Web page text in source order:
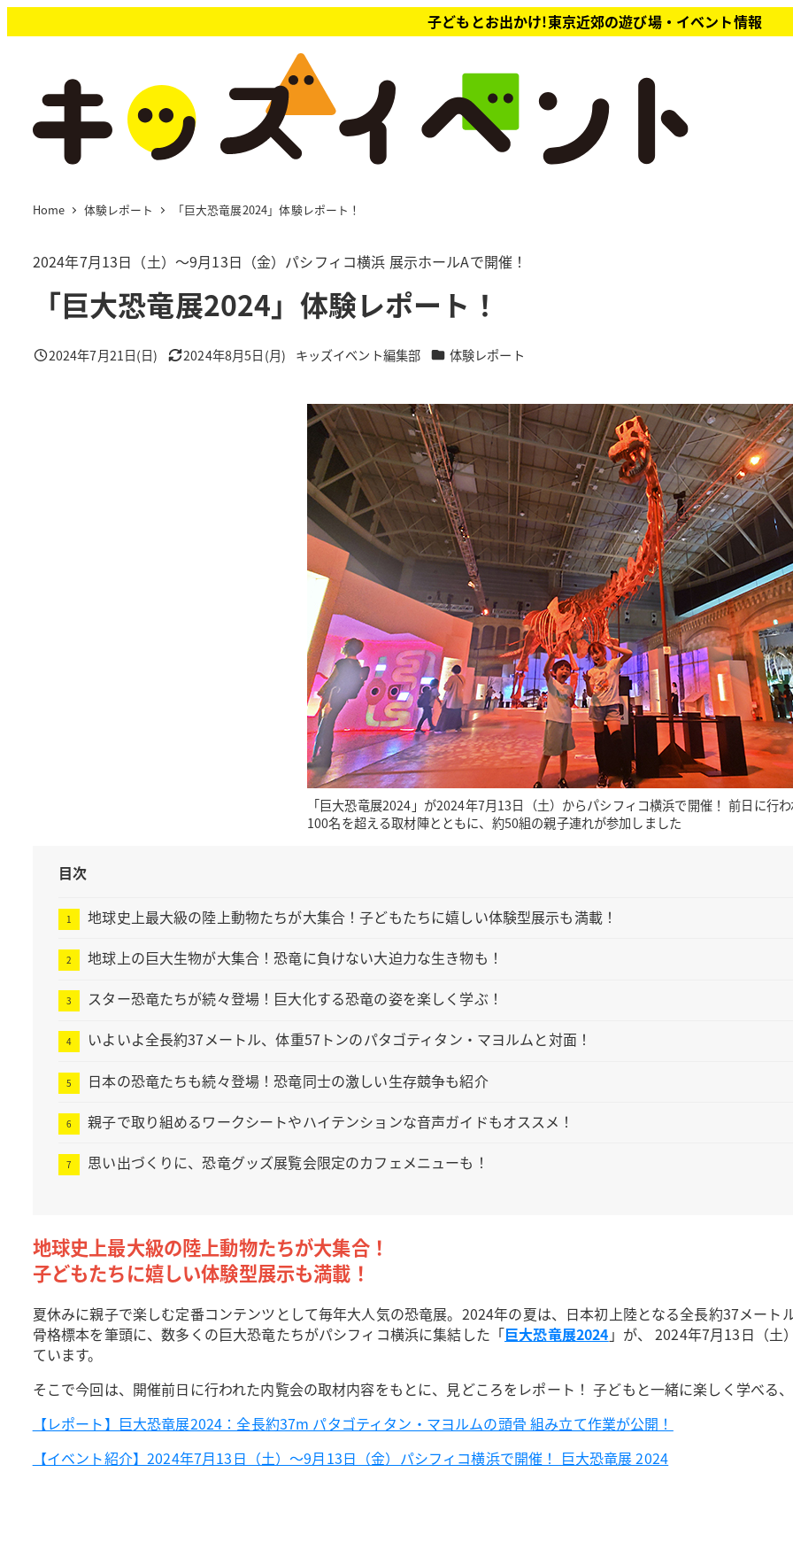
イ
子どもとお出かけ!東京近郊の遊び場・イベント情報
Home 体験レポート 「巨大恐竜展2024」体験レポート！
2024年7月13日（土）～9月13日（金）パシフィコ横浜 展示ホールAで開催！
「巨大恐竜展2024」体験レポート！
投稿日
2024年7月21日(日) 更新日
2024年8月5日(月)
著
キッズイベント編集部 カテゴリー
体験レポート
「巨大恐竜展2024」が2024年7月13日（土）からパシフィコ横浜で開催！ 前日に行
100名を超える取材陣とともに、約50組の親子連れが参加しました
目次
地球史上最大級の陸上動物たちが大集合！子どもたちに嬉しい体験型展示も満載！
地球上の巨大生物が大集合！恐竜に負けない大迫力な生き物も！
スター恐竜たちが続々登場！巨大化する恐竜の姿を楽しく学ぶ！
いよいよ全長約37メートル、体重57トンのパタゴティタン・マヨルムと対面！
日本の恐竜たちも続々登場！恐竜同士の激しい生存競争も紹介
親子で取り組めるワークシートやハイテンションな音声ガイドもオススメ！
思い出づくりに、恐竜グッズ展覧会限定のカフェメニューも！
地球史上最大級の陸上動物たちが大集合！
子どもたちに嬉しい体験型展示も満載！
夏休みに親子で楽しむ定番コンテンツとして毎年大人気の恐竜展。2024年の夏は、日本初上陸となる全長約37メート
骨格標本を筆頭に、数多くの巨大恐竜たちがパシフィコ横浜に集結した「巨大恐竜展2024 」が、 2024年7月13日（土
ています。
そこで今回は、開催前日に行われた内覧会の取材内容をもとに、見どころをレポート！ 子どもと一緒に楽しく学べる
【レポート】巨大恐竜展2024：全長約37m パタゴティタン・マヨルムの頭骨 組み立て作業が公開！
【イベント紹介】2024年7月13日（土）～9月13日（金）パシフィコ横浜で開催！ 巨大恐竜展 2024